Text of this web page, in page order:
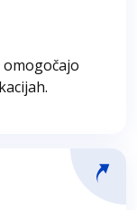
sistemom
SafeLink